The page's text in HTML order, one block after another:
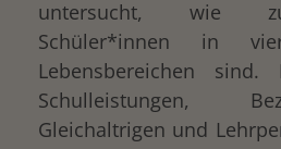
untersucht, wie
Schüler*innen in
Lebensbereichen sind.
Schulleistungen,
Gleichaltrigen und